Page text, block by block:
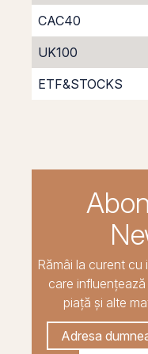
CAC40
UK100
ETF&STOCKS
Rămâi la curent
care
piață și alte